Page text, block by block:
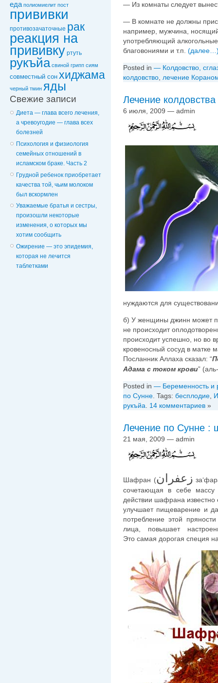
еда полиомиелит пост
прививки
противозачаточные рак
реакция на
прививку ртуть
рукъйа свиной грипп сиям
совместный сон хиджама
черный тмин яды
Свежие записи
Диета — глава всего лечения,
а чревоугодие — глава всех
болезней
Психология и физиология
семейных отношений в
исламском браке. Часть 2
Грудной ребенок приобретает
качества той, чьим молоком
был вскормлен
Уважаемые братья и сестры,
произошли некоторые
изменения, о которых мы
хотим сообщить
Ожирение — это эпидемия,
которая не лечится
таблетками
— Из комнаты следует
— В комнате не должны
например, мужчина,
употребляющий
благовониями и т.п.
Posted in — Колдовство,
колдовствo, лечение
Лечение
6 июля, 2009 — admin
нуждаются для
б) У женщины джинн может
не происходит
происходит успешно, но во
кровеносный сосуд в матке
Посланник Аллаха сказал: “
Адама с током крови”
Posted in — Беременность и
по Сунне . Tags: бесплодие
рукъйа
14 комментариев »
Лечение по Сунне :
21 мая, 2009 — admin
Шафран (زعفران
сочетающая в себе массу
действии шафрана
улучшает пищеварение и
потребление этой
лица, повышает
Это самая дорогая специя